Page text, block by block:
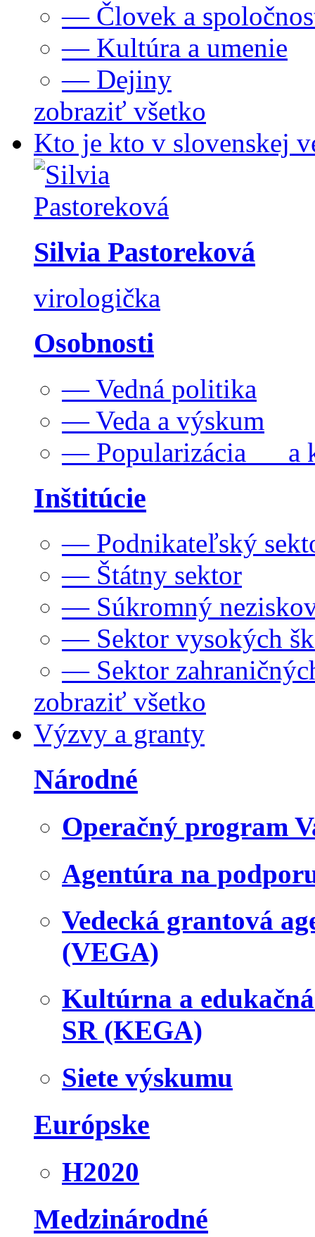
— Človek a
— Kultúra a umenie
— Dejiny
zobraziť všetko
Kto je kto v slovenskej
Silvia Pastoreková
virologička
Osobnosti
— Vedná politika
— Veda a výskum
— Popularizácia a
Inštitúcie
— Podnikateľský
— Štátny sektor
— Súkromný
— Sektor vysokých
— Sektor
zobraziť všetko
Výzvy a granty
Národné
Operačný program
Agentúra na
Vedecká grantová
(VEGA)
Kultúrna a
SR (KEGA)
Siete výskumu
Európske
H2020
Medzinárodné